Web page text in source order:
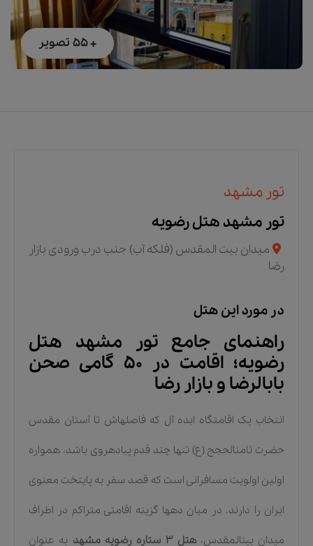
+ 55 تصویر
تور مشهد
تور مشهد هتل رضویه
میدان بیت المقدس (فلکه آب) جنب درب ورودی بازار
رضا
در مورد این هتل
راهنمای جامع تور مشهد هتل
رضویه؛ اقامت در ۵۰ گامی صحن
بابالرضا و بازار رضا
انتخاب یک اقامتگاه ایده آل که فاصلهاش تا آستان مقدس
حضرت ثامنالحجج (ع) تنها چند قدم پیادهروی باشد، همواره
اولین اولویت مسافرانی است که قصد سفر به پایتخت معنوی
ایران را دارند. در میان دهها گزینه اقامتی متراکم در اطراف
میدان بیتالمقدس،هتل ۳ ستاره رضویه مشهد به عنوان